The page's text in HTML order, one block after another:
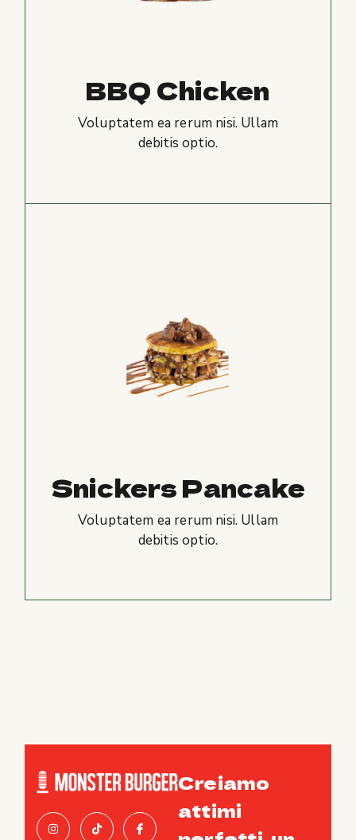
BBQ Chicken
Voluptatem ea rerum nisi. Ullam
debitis optio.
Snickers Pancake
Voluptatem ea rerum nisi. Ullam
debitis optio.
Creiamo
attimi